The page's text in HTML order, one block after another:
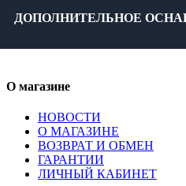
ДОПОЛНИТЕЛЬНОЕ
О магазине
НОВОСТИ
О МАГАЗИНЕ
ВОЗВРАТ И ОБМЕН
ГАРАНТИИ
ЛИЧНЫЙ КАБИНЕТ